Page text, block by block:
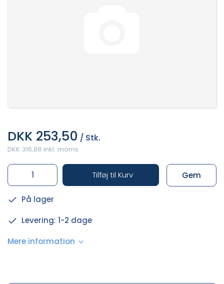
DKK 253,50 / Stk.
DKK 316,88 inkl. moms
Tilføj til Kurv Gem
På lager
Levering: 1-2 dage
Mere information